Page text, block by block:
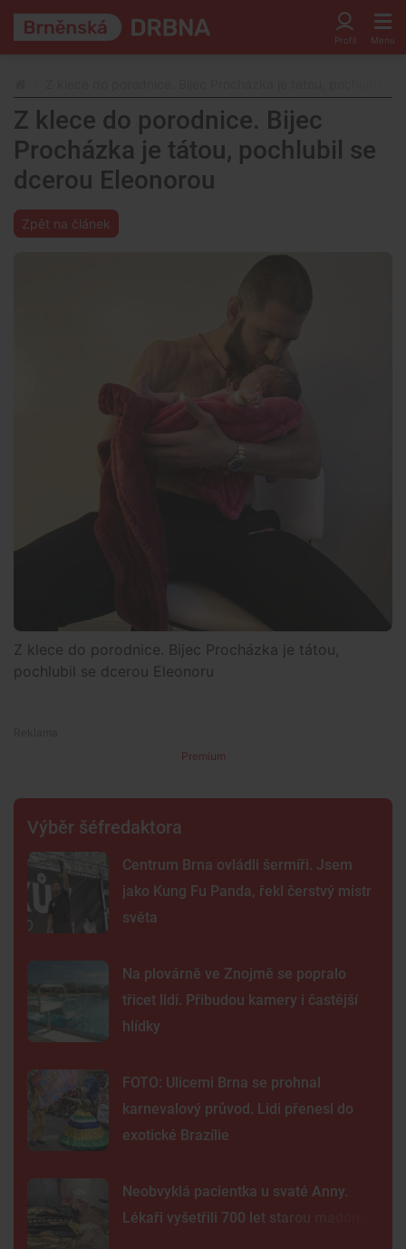
Z klece do porodnice. Bijec
Procházka je tátou, pochlubil se
dcerou Eleonorou
Zpět na článek
Z klece do porodnice. Bijec Procházka je tátou,
pochlubil se dcerou Eleonoru
Premium
Výběr šéfredaktora
Centrum Brna ovládli šermíři. Jsem
jako Kung Fu Panda, řekl čerstvý mistr
světa
Na plovárně ve Znojmě se popralo
třicet lidí. Přibudou kamery i častější
hlídky
FOTO: Ulicemi Brna se prohnal
karnevalový průvod. Lidi přenesl do
exotické Brazílie
Neobvyklá pacientka u svaté Anny.
Lékaři vyšetřili 700 let starou madonu